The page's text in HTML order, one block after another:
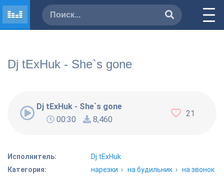
Dj tExHuk - She`s gone
Dj tExHuk - She`s gone
00:30
8,460
21
Исполнитель:
Dj tExHuk
Категория:
нарезки ›на будильник ›на звонок